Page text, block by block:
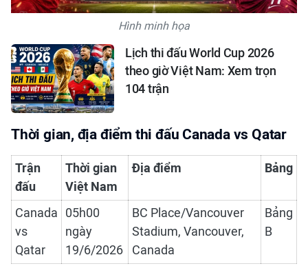
Hình minh họa
Lịch thi đấu World Cup 2026
theo giờ Việt Nam: Xem trọn
104 trận
Thời gian, địa điểm thi đấu Canada vs Qatar
Trận
đấu
Thời gian
Việt Nam
Địa điểm Bảng
Canada
vs
Qatar
05h00
ngày
19/6/2026
BC Place/Vancouver
Stadium, Vancouver,
Canada
Bảng
B